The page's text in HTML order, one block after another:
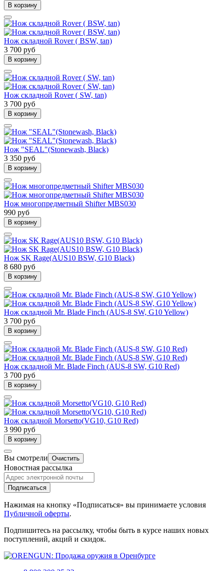
В корзину
Нож складной Rover ( BSW, tan)
3 700 руб
В корзину
Нож складной Rover ( SW, tan)
3 700 руб
В корзину
Нож "SEAL"(Stonewash, Black)
3 350 руб
В корзину
Нож многопредметный Shifter MBS030
990 руб
В корзину
Нож SK Rage(AUS10 BSW, G10 Black)
8 680 руб
В корзину
Нож складной Mr. Blade Finch (AUS-8 SW, G10 Yellow)
3 700 руб
В корзину
Нож складной Mr. Blade Finch (AUS-8 SW, G10 Red)
3 700 руб
В корзину
Нож складной Morsetto(VG10, G10 Red)
3 990 руб
В корзину
Вы смотрели Очистить
Новостная рассылка
Подписаться
Нажимая на кнопку «Подписаться» вы принимаете условия
Публичной оферты.
Подпишитесь на рассылку, чтобы быть в курсе наших новых
поступлений, акций и скидок.